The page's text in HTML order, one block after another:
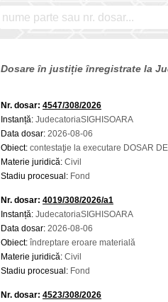
Dosare în justiție înregistrate la
Nr. dosar: 4547/308/2026
Instanță: JudecatoriaSIGHISOARA
Data dosar: 2026-08-06
Obiect: contestaţie la executare DOSAR
Materie juridică: Civil
Stadiu procesual: Fond
Nr. dosar: 4019/308/2026/a1
Instanță: JudecatoriaSIGHISOARA
Data dosar: 2026-08-06
Obiect: îndreptare eroare materială
Materie juridică: Civil
Stadiu procesual: Fond
Nr. dosar: 4523/308/2026